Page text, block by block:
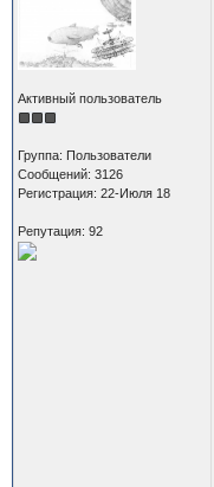
Активный пользователь
Группа: Пользователи
Сообщений: 3126
Регистрация: 22-Июля 18
Репутация: 92